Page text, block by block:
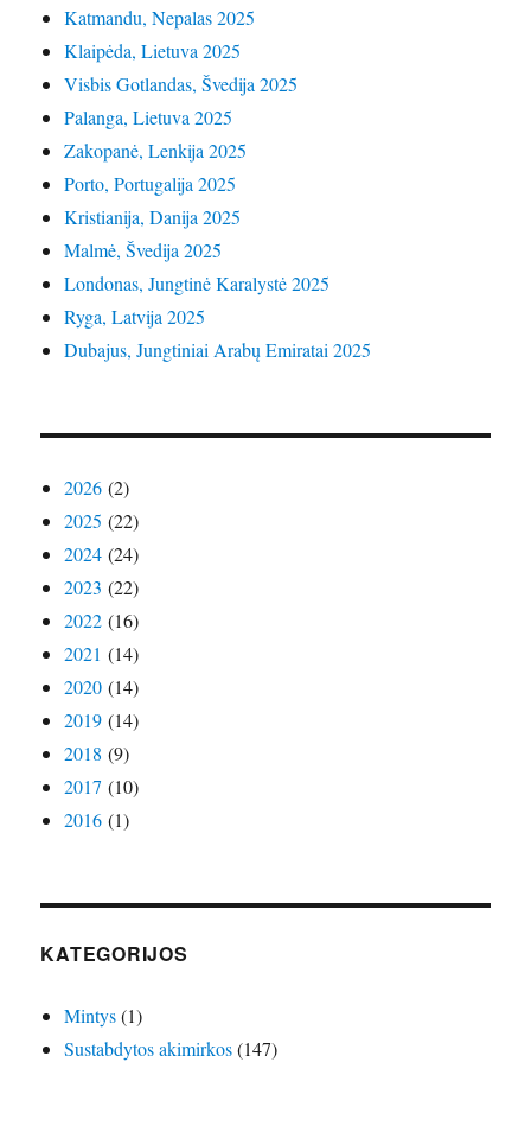
Katmandu, Nepalas 2025
Klaipėda, Lietuva 2025
Visbis Gotlandas, Švedija 2025
Palanga, Lietuva 2025
Zakopanė, Lenkija 2025
Porto, Portugalija 2025
Kristianija, Danija 2025
Malmė, Švedija 2025
Londonas, Jungtinė Karalystė 2025
Ryga, Latvija 2025
Dubajus, Jungtiniai Arabų Emiratai 2025
2026 (2)
2025 (22)
2024 (24)
2023 (22)
2022 (16)
2021 (14)
2020 (14)
2019 (14)
2018 (9)
2017 (10)
2016 (1)
KATEGORIJOS
Mintys(1)
Sustabdytos akimirkos(147)